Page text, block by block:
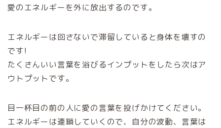
愛のエネルギーを外に放出するのです。
エネルギーは回さないで滞留していると身体を壊すの
です!
たくさんいい言葉を浴びるインプットをしたら次はア
ウトプットです。
目一杯目の前の人に愛の言葉を投げかけてください。
エネルギーは連鎖していくので、自分の波動、言葉は